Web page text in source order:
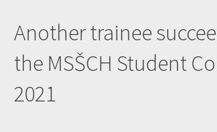
Another trainee
the MSŠCH Student
2021